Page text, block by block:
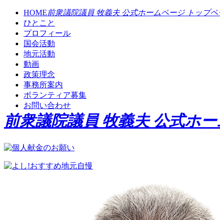
前衆議院議員 牧義夫 公式ホ
HOME前衆議院議員 牧義夫 公式ホームページ トップペ
ひとこと
プロフィール
国会活動
地元活動
動画
政策理念
事務所案内
ボランティア募集
お問い合わせ